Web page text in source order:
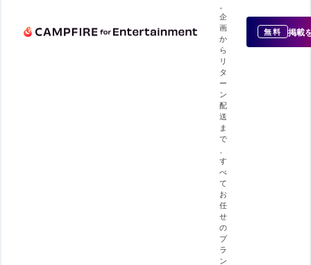
企
画
か
ら
リ
タ
ー
ン
配
送
ま
で
す
べ
て
お
任
せ
の
プ
ラ
ン
無料 掲載